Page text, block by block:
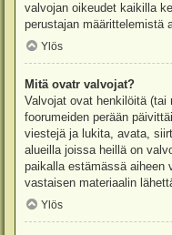
valvojan oikeudet kaikilla
perustajan määrittelemistä
Ylös
Mitä ovatr valvojat?
Valvojat ovat henkilöitä
foorumeiden perään
viestejä ja lukita, avata,
alueilla joissa heillä on
paikalla estämässä aiheen
vastaisen materiaalin
Ylös